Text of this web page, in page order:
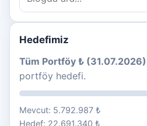
Hedefimiz
Tüm Portföy ₺ (31.07.2026)
portföy hedefi.
Mevcut: 5.792.987 ₺
Hedef: 22.691.340 ₺